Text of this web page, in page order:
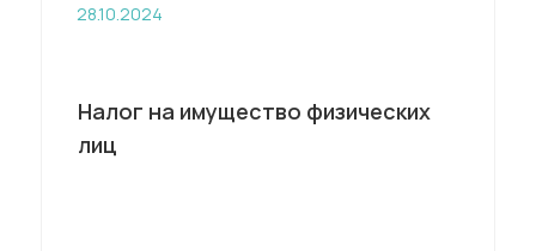
28.10.2024
Налог на имущество физических
лиц